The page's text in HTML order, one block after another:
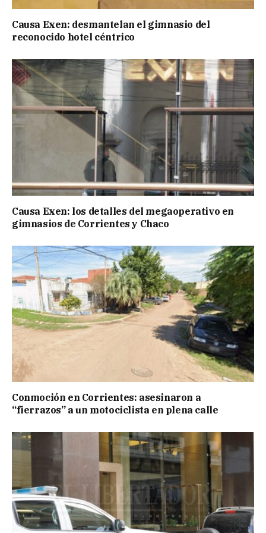
Causa Exen: desmantelan el gimnasio del
reconocido hotel céntrico
Causa Exen: los detalles del megaoperativo en
gimnasios de Corrientes y Chaco
Conmoción en Corrientes: asesinaron a
“fierrazos” a un motociclista en plena calle